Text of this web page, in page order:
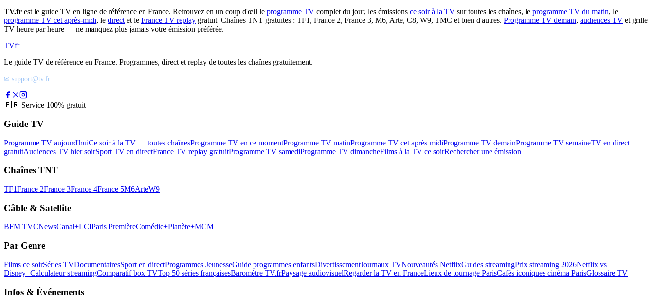
TV.fr est le guide TV en ligne de référence en France. Retrouvez en un coup d'œil le programme TV complet du jour, les émissions ce soir à la TV sur toutes les chaînes, le programme TV du matin, le
programme TV cet après-midi, le direct et le France TV replay gratuit. Chaînes TNT gratuites : TF1, France 2, France 3, M6, Arte, C8, W9, TMC et bien d'autres. Programme TV demain, audiences TV et grille
TV heure par heure — ne manquez plus jamais votre émission préférée.
TVfr
Le guide TV de référence en France. Programmes, direct et replay de toutes les chaînes gratuitement.
✉ support@tv.fr
🇫🇷 Service 100% gratuit
Guide TV
Programme TV aujourd'huiCe soir à la TV — toutes chaînesProgramme TV en ce momentProgramme TV matinProgramme TV cet après-midiProgramme TV demainProgramme TV semaineTV en direct
gratuitAudiences TV hier soirSport TV en directFrance TV replay gratuitProgramme TV samediProgramme TV dimancheFilms à la TV ce soirRechercher une émission
Chaînes TNT
TF1France 2France 3France 4France 5M6ArteW9
Câble & Satellite
BFM TVCNewsCanal+LCIParis PremièreComédie+Planète+MCM
Par Genre
Films ce soirSéries TVDocumentairesSport en directProgrammes JeunesseGuide programmes enfantsDivertissementJournaux TVNouveautés NetflixGuides streamingPrix streaming 2026Netflix vs
Disney+Calculateur streamingComparatif box TVTop 50 séries françaisesBaromètre TV.frPaysage audiovisuelRegarder la TV en FranceLieux de tournage ParisCafés iconiques cinéma ParisGlossaire TV
Infos & Événements